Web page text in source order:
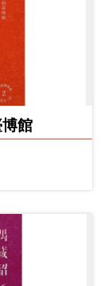
館